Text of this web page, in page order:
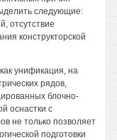
следующие:
отсутствие
конструкторской
унификация, на
рядов,
блочно-
оснастки с
не только позволяет
подготовки